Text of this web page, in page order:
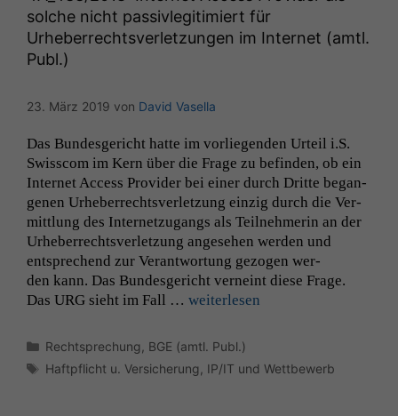
solche nicht passivlegitimiert für
Urheberrechtsverletzungen im Internet (amtl.
Publ.)
23. März 2019 von David Vasella
Das Bun­des­gericht hat­te im vor­liegen­den Urteil i.S.
Swiss­com im Kern über die Frage zu befind­en, ob ein
Inter­net Access Provider bei ein­er durch Dritte began­
genen Urhe­ber­rechtsver­let­zung einzig durch die Ver­
mit­tlung des Inter­net­zu­gangs als Teil­nehmerin an der
Urhe­ber­rechtsver­let­zung ange­se­hen wer­den und
entsprechend zur Ver­ant­wor­tung gezo­gen wer­
den kann. Das Bun­des­gericht verneint diese Frage.
Das URG sieht im Fall … weit­er­lesen
Kategorien
Rechtsprechung BGE (amtl. Publ.)
Schlagwörter
Haftpflicht u. Versicherung IP/IT und Wettbewerb